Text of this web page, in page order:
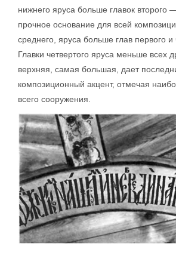
нижнего яруса больше главок второго
прочное основание для всей
среднего, яруса больше глав первого и
Главки четвертого яруса меньше всех
верхняя, самая большая, дает
композиционный акцент, отмечая
всего сооружения.